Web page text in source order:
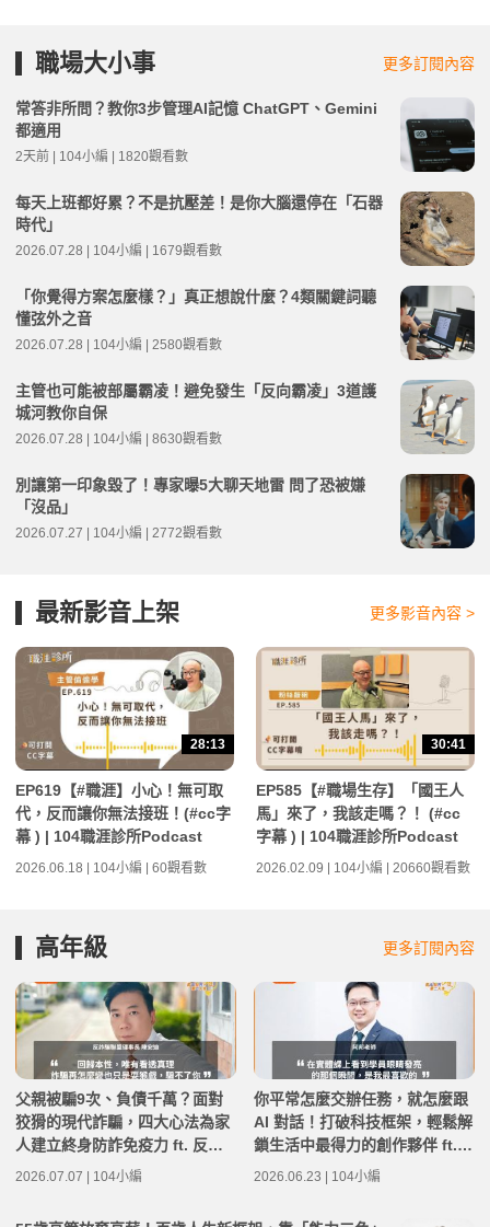
職場大小事 更多訂閱內容
常答非所問？教你3步管理AI記憶 ChatGPT、Gemini
都適用
2天前 | 104小編 | 1820觀看數
每天上班都好累？不是抗壓差！是你大腦還停在「石器
時代」
2026.07.28 | 104小編 | 1679觀看數
「你覺得方案怎麼樣？」真正想說什麼？4類關鍵詞聽
懂弦外之音
2026.07.28 | 104小編 | 2580觀看數
主管也可能被部屬霸凌！避免發生「反向霸凌」3道護
城河教你自保
2026.07.28 | 104小編 | 8630觀看數
別讓第一印象毀了！專家曝5大聊天地雷 問了恐被嫌
「沒品」
2026.07.27 | 104小編 | 2772觀看數
最新影音上架 更多影音內容 >
28:13
EP619【#職涯】小心！無可取
代，反而讓你無法接班！(#cc字
幕 ) | 104職涯診所Podcast
2026.06.18 | 104小編 | 60觀看數
30:41
EP585【#職場生存】「國王人
馬」來了，我該走嗎？！ (#cc
字幕 ) | 104職涯診所Podcast
2026.02.09 | 104小編 | 20660觀看數
高年級 更多訂閱內容
父親被騙9次、負債千萬？面對
狡猾的現代詐騙，四大心法為家
人建立終身防詐免疫力 ft. 反詐
騙聯盟理事長 陳安迪 | 高年級不
2026.07.07 | 104小編
你平常怎麼交辦任務，就怎麼跟
AI 對話！打破科技框架，輕鬆解
鎖生活中最得力的創作夥伴 ft.阿
邦老師 | 高年級不打烊 x 用 AI
2026.06.23 | 104小編